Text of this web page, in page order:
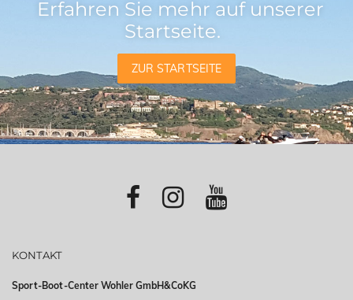
Erfahren Sie mehr auf unserer
Startseite.
ZUR STARTSEITE
KONTAKT
Sport-Boot-Center Wohler GmbH&CoKG